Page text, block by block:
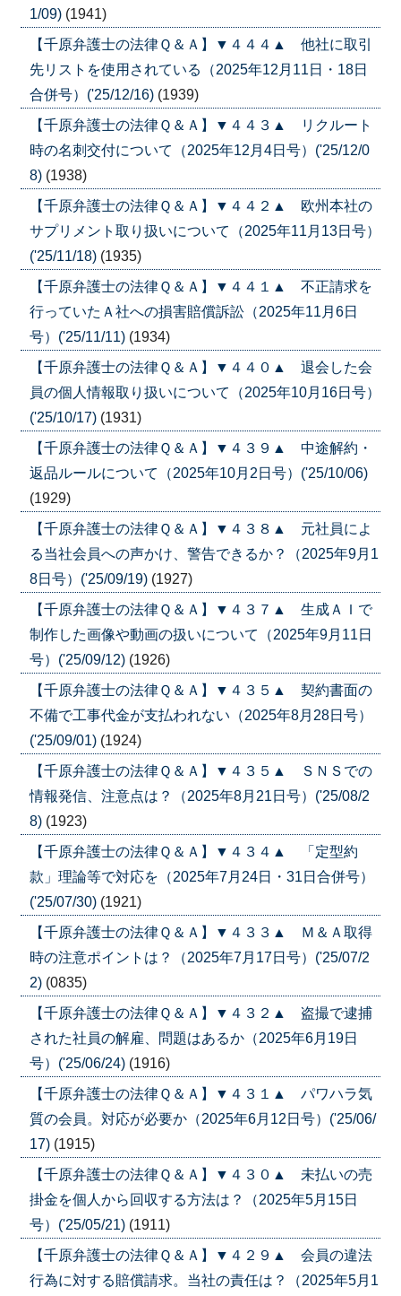
1/09) (1941)
【千原弁護士の法律Ｑ＆Ａ】▼４４４▲ 他社に取引
先リストを使用されている（2025年12月11日・18日
合併号）('25/12/16) (1939)
【千原弁護士の法律Ｑ＆Ａ】▼４４３▲ リクルート
時の名刺交付について（2025年12月4日号）('25/12/0
8) (1938)
【千原弁護士の法律Ｑ＆Ａ】▼４４２▲ 欧州本社の
サプリメント取り扱いについて（2025年11月13日号）
('25/11/18) (1935)
【千原弁護士の法律Ｑ＆Ａ】▼４４１▲ 不正請求を
行っていたＡ社への損害賠償訴訟（2025年11月6日
号）('25/11/11) (1934)
【千原弁護士の法律Ｑ＆Ａ】▼４４０▲ 退会した会
員の個人情報取り扱いについて（2025年10月16日号）
('25/10/17) (1931)
【千原弁護士の法律Ｑ＆Ａ】▼４３９▲ 中途解約・
返品ルールについて（2025年10月2日号）('25/10/06)
(1929)
【千原弁護士の法律Ｑ＆Ａ】▼４３８▲ 元社員によ
る当社会員への声かけ、警告できるか？（2025年9月1
8日号）('25/09/19) (1927)
【千原弁護士の法律Ｑ＆Ａ】▼４３７▲ 生成ＡＩで
制作した画像や動画の扱いについて（2025年9月11日
号）('25/09/12) (1926)
【千原弁護士の法律Ｑ＆Ａ】▼４３５▲ 契約書面の
不備で工事代金が支払われない（2025年8月28日号）
('25/09/01) (1924)
【千原弁護士の法律Ｑ＆Ａ】▼４３５▲ ＳＮＳでの
情報発信、注意点は？（2025年8月21日号）('25/08/2
8) (1923)
【千原弁護士の法律Ｑ＆Ａ】▼４３４▲ 「定型約
款」理論等で対応を（2025年7月24日・31日合併号）
('25/07/30) (1921)
【千原弁護士の法律Ｑ＆Ａ】▼４３３▲ Ｍ＆Ａ取得
時の注意ポイントは？（2025年7月17日号）('25/07/2
2) (0835)
【千原弁護士の法律Ｑ＆Ａ】▼４３２▲ 盗撮で逮捕
された社員の解雇、問題はあるか（2025年6月19日
号）('25/06/24) (1916)
【千原弁護士の法律Ｑ＆Ａ】▼４３１▲ パワハラ気
質の会員。対応が必要か（2025年6月12日号）('25/06/
17) (1915)
【千原弁護士の法律Ｑ＆Ａ】▼４３０▲ 未払いの売
掛金を個人から回収する方法は？（2025年5月15日
号）('25/05/21) (1911)
【千原弁護士の法律Ｑ＆Ａ】▼４２９▲ 会員の違法
行為に対する賠償請求。当社の責任は？（2025年5月1